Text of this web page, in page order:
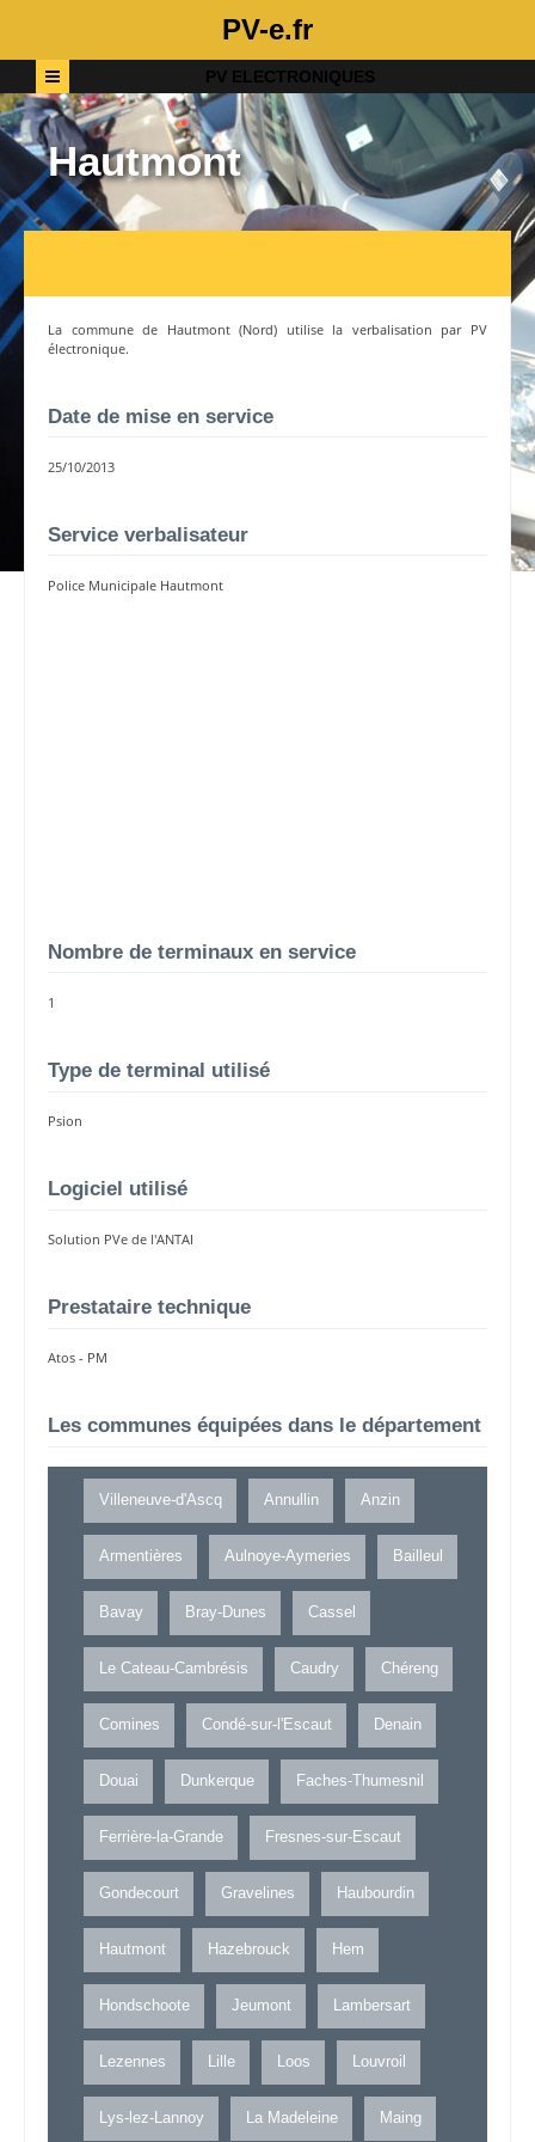
PV-e.fr
PV ELECTRONIQUES
Hautmont
La commune de Hautmont(Nord) utilise la verbalisation par PV
électronique.
Date de mise en service
25/10/2013
Service verbalisateur
Police Municipale Hautmont
Nombre de terminaux en service
1
Type de terminal utilisé
Psion
Logiciel utilisé
Solution PVe de l'ANTAI
Prestataire technique
Atos - PM
Les communes équipées dans le département
Villeneuve-d'Ascq Annullin Anzin
Armentières Aulnoye-Aymeries Bailleul
Bavay Bray-Dunes Cassel
Le Cateau-Cambrésis Caudry Chéreng
Comines Condé-sur-l'Escaut Denain
Douai Dunkerque Faches-Thumesnil
Ferrière-la-Grande Fresnes-sur-Escaut
Gondecourt Gravelines Haubourdin
Hautmont Hazebrouck Hem
Hondschoote Jeumont Lambersart
Lezennes Lille Loos Louvroil
Lys-lez-Lannoy La Madeleine Maing